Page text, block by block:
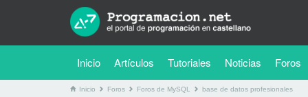
Inicio Artículos Tutoriales (current)
Noticias Foros
Inicio Foros Foros de MySQL base de datos profesionales